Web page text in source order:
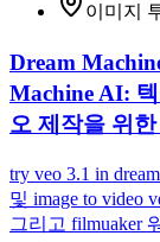
이미지
Dream
Machine AI:
오 제작을 위
try veo 3.1 in
및 image to video
그리고 filmuaker